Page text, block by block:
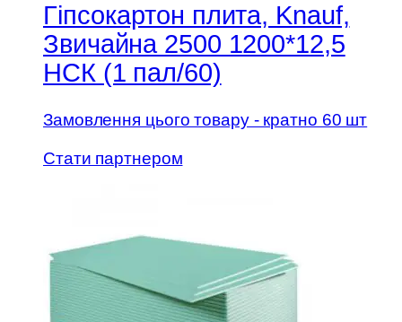
Гіпсокартон плита, Knauf,
Звичайна 2500 1200*12,5
НСК (1 пал/60)
Замовлення цього товару - кратно 60 шт
Стати партнером